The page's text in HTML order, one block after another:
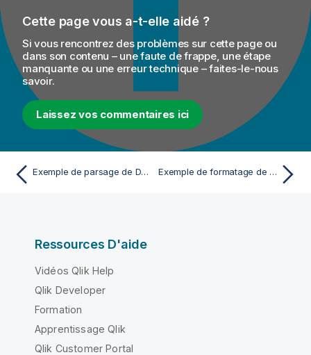
m
t
i
n
s
Cette page vous a-t-elle aidé ?
Si vous rencontrez des problèmes sur cette page ou
dans son contenu – une faute de frappe, une étape
manquante ou une erreur technique – faites-le-nous
savoir.
Laissez vos commentaires ici
Exemple de parsage de Date Exemple de formatage de la Date courante
Ressources D'aide
Vidéos Qlik Help
Qlik Developer
Formation
Apprentissage Qlik
Qlik Customer Portal